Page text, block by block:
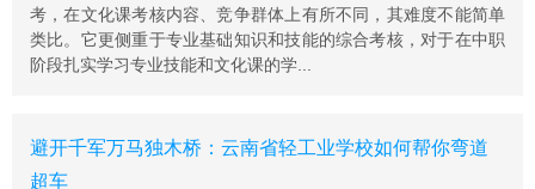
考，在文化课考核内容、竞争群体上有所不同，其难度不能简单
类比。它更侧重于专业基础知识和技能的综合考核，对于在中职
阶段扎实学习专业技能和文化课的学...
避开千军万马独木桥：云南省轻工业学校如何帮你弯道
超车